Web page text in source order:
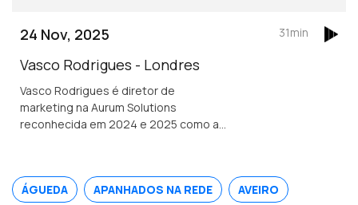
conselheira das comunidades
portuguesas.
24 Nov, 2025
Vasco Rodrigues - Londres
Vasco Rodrigues é diretor de
marketing na Aurum Solutions
reconhecida em 2024 e 2025 como a
Natural de Valpaços é formado em
engenharia e gestão industrial.
31min
ÁGUEDA APANHADOS NA REDE AVEIRO